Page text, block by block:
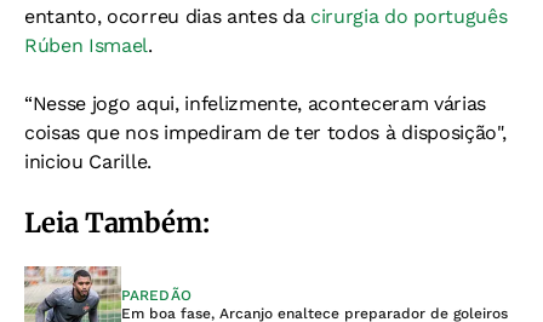
entanto, ocorreu dias antes da cirurgia do português
Rúben Ismael.
“Nesse jogo aqui, infelizmente, aconteceram várias
coisas que nos impediram de ter todos à disposição",
iniciou Carille.
Leia Também:
PAREDÃO
Em boa fase, Arcanjo enaltece preparador de goleiros